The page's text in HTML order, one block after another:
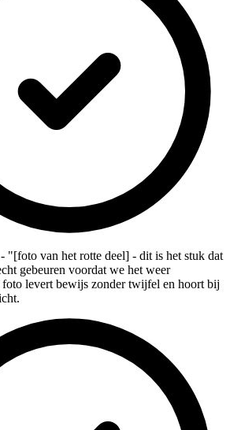
"[foto van het rotte deel] - dit is het stuk dat
gebeuren voordat we het weer
levert bewijs zonder twijfel en hoort bij